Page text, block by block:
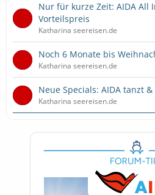
Nur für kurze Zeit: AIDA All
Vorteilspreis
Katharina seereisen.de
Noch 6 Monate bis
Katharina seereisen.de
Neue Specials: AIDA tanzt &
Katharina seereisen.de